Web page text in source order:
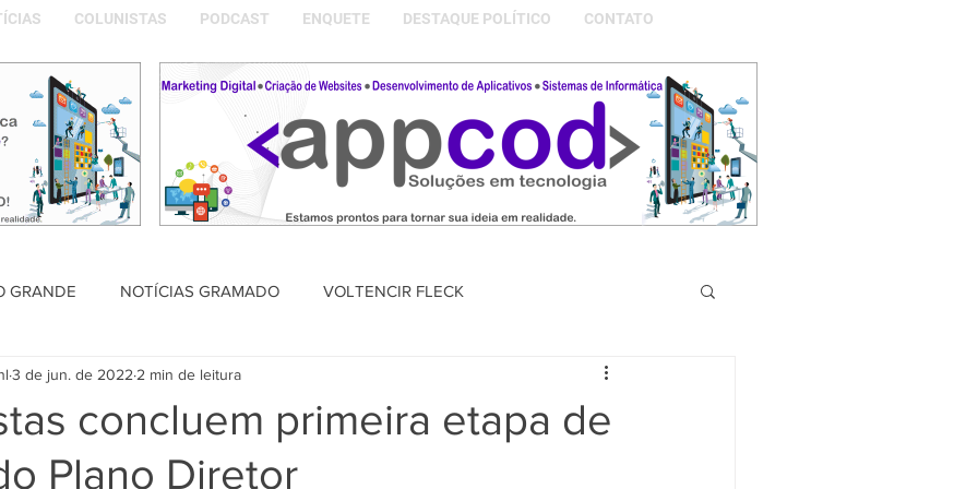
COLUNISTAS PODCAST ENQUETE DESTAQUE POLÍTICO CONTATO
GRANDE NOTÍCIAS GRAMADO VOLTENCIR FLECK
PODCAST DESTAQUE POLÍTICO MEMÓRIAS DA NOSSA GRAMADO
concluem primeira etapa de
Plano Diretor
3 de jun. de 2022 2 min de leitura